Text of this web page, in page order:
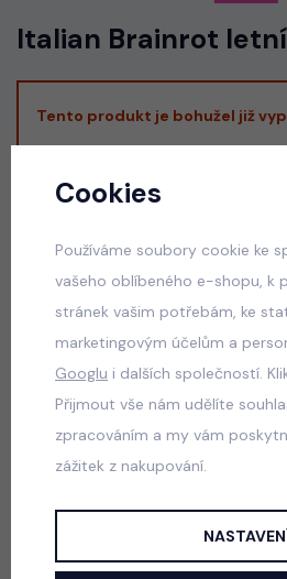
Italian Brainrot
Tento produkt je bohužel již
Alternativní produkty z
Letní mušelínový
skladem
395 Kč
Army streetwear
Cookies
Používáme soubory cookie ke
vašeho oblíbeného e-shopu, k
stránek vašim potřebám, ke
marketingovým účelům a
Googlu i dalších společností.
Přijmout vše nám udělíte
zpracováním a my vám
zážitek z nakupování.